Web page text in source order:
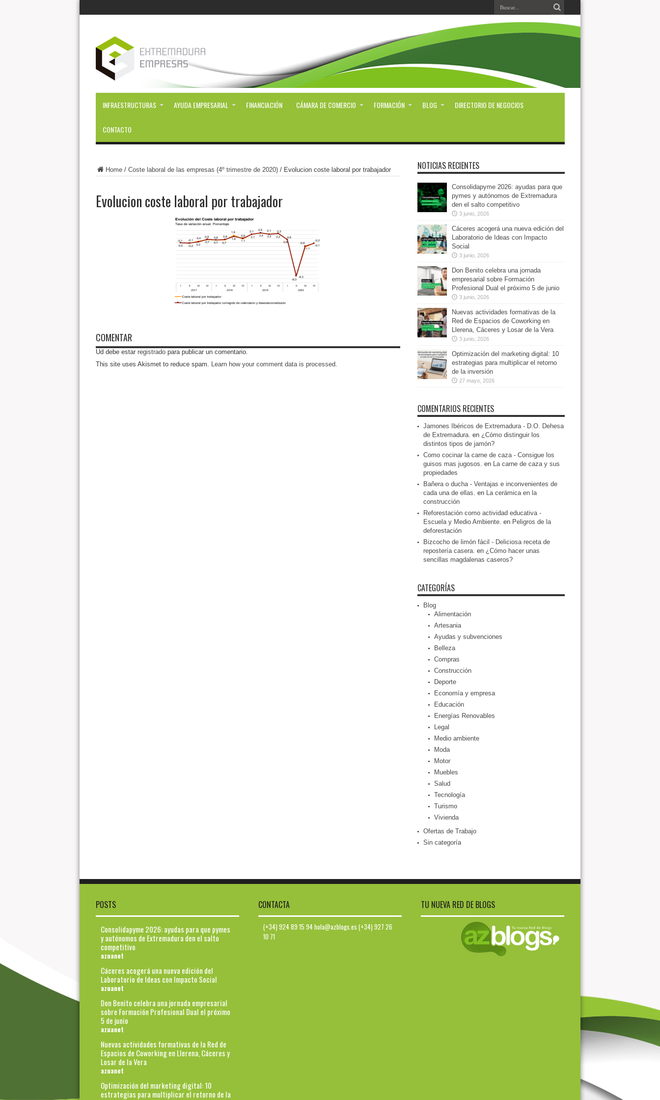
INFRAESTRUCTURAS AYUDA EMPRESARIAL FINANCIACIÓN CÁMARA DE COMERCIO FORMACIÓN BLOG DIRECTORIO DE NEGOCIOS
CONTACTO
Home/ Coste laboral de las empresas (4º trimestre de 2020)/ Evolucion coste laboral por trabajador
Evolucion coste laboral por trabajador
COMENTAR
Ud debe estar registradopara publicar un comentario.
This site uses Akismet to reduce spam. Learn how your comment data is processed.
NOTICIAS RECIENTES
Consolidapyme 2026: ayudas para que
pymes y autónomos de Extremadura
den el salto competitivo
3 junio, 2026
Cáceres acogerá una nueva edición del
Laboratorio de Ideas con Impacto
Social
3 junio, 2026
Don Benito celebra una jornada
empresarial sobre Formación
Profesional Dual el próximo 5 de junio
3 junio, 2026
Nuevas actividades formativas de la
Red de Espacios de Coworking en
Llerena, Cáceres y Losar de la Vera
3 junio, 2026
Optimización del marketing digital: 10
estrategias para multiplicar el retorno
de la inversión
27 mayo, 2026
COMENTARIOS RECIENTES
Jamones Ibéricos de Extremadura - D.O. Dehesa
de Extremadura. en ¿Cómo distinguir los
distintos tipos de jamón?
Como cocinar la carne de caza - Consigue los
guisos mas jugosos. en La carne de caza y sus
propiedades
Bañera o ducha - Ventajas e inconvenientes de
cada una de ellas. en La cerámica en la
construcción
Reforestación como actividad educativa -
Escuela y Medio Ambiente. en Peligros de la
deforestación
Bizcocho de limón fácil - Deliciosa receta de
repostería casera. en ¿Cómo hacer unas
sencillas magdalenas caseros?
CATEGORÍAS
Blog
Alimentación
Artesania
Ayudas y subvenciones
Belleza
Compras
Construcción
Deporte
Economía y empresa
Educación
Energías Renovables
Legal
Medio ambiente
Moda
Motor
Muebles
Salud
Tecnología
Turismo
Vivienda
Ofertas de Trabajo
Sin categoría
POSTS
Consolidapyme 2026: ayudas para que pymes
y autónomos de Extremadura den el salto
competitivo
azuanet
Cáceres acogerá una nueva edición del
Laboratorio de Ideas con Impacto Social
azuanet
Don Benito celebra una jornada empresarial
sobre Formación Profesional Dual el próximo
5 de junio
azuanet
Nuevas actividades formativas de la Red de
Espacios de Coworking en Llerena, Cáceres y
Losar de la Vera
azuanet
Optimización del marketing digital: 10
estrategias para multiplicar el retorno de la
CONTACTA
(+34) 924 89 15 94 hola@azblogs.es (+34) 927 26
10 71
TU NUEVA RED DE BLOGS